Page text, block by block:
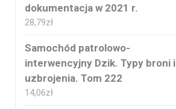
dokumentacja w 2021 r.
28,79zł
Samochód patrolowo-
interwencyjny Dzik. Typy broni i
uzbrojenia. Tom 222
14,06zł